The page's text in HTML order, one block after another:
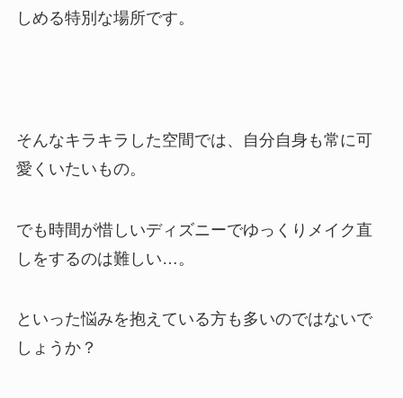
しめる特別な場所です。
そんなキラキラした空間では、自分自身も常に可
愛くいたいもの。
でも時間が惜しいディズニーでゆっくりメイク直
しをするのは難しい…。
といった悩みを抱えている方も多いのではないで
しょうか？